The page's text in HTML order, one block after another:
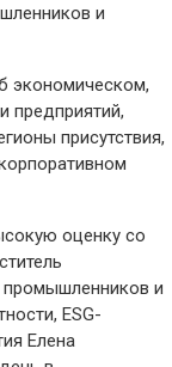
и
экономическом,
предприятий,
присутствия,
оценку со
промышленников и
ESG-
Елена